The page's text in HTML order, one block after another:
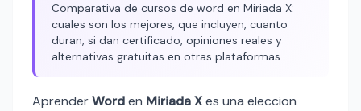
Comparativa de cursos de word en Miriada X:
cuales son los mejores, que incluyen, cuanto
duran, si dan certificado, opiniones reales y
alternativas gratuitas en otras plataformas.
AprenderWorden Miriada Xes una eleccion